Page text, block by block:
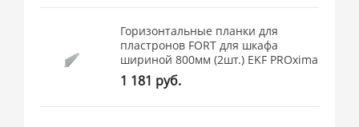
Горизонтальные планки для
пластронов FORT для шкафа
шириной 800мм (2шт.) EKF PROxima
1 181 руб.